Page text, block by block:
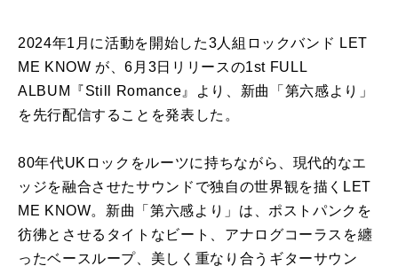
2024年1月に活動を開始した3人組ロックバンド LET
ME KNOW が、6月3日リリースの1st FULL
ALBUM『Still Romance』より、新曲「第六感より」
を先行配信することを発表した。
80年代UKロックをルーツに持ちながら、現代的なエ
ッジを融合させたサウンドで独自の世界観を描くLET
ME KNOW。新曲「第六感より」は、ポストパンクを
彷彿とさせるタイトなビート、アナログコーラスを纏
ったベースループ、美しく重なり合うギターサウン